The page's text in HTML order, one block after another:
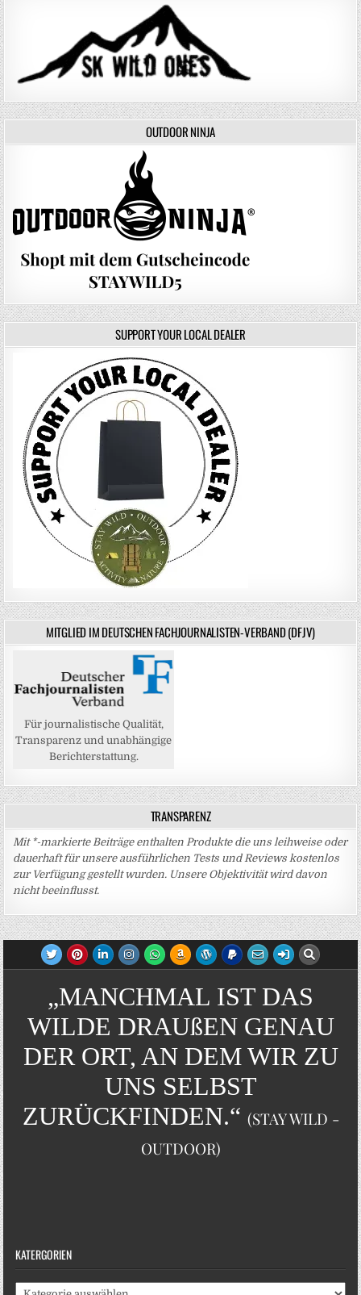
OUTDOOR NINJA
SUPPORT YOUR LOCAL DEALER
MITGLIED IM DEUTSCHEN FACHJOURNALISTEN-VERBAND (DFJV)
Für journalistische Qualität,
Transparenz und unabhängige
Berichterstattung.
TRANSPARENZ
Mit *-markierte Beiträge enthalten Produkte die uns leihweise oder
dauerhaft für unsere ausführlichen Tests und Reviews kostenlos
zur Verfügung gestellt wurden. Unsere Objektivität wird davon
nicht beeinflusst.
„MANCHMAL IST DAS
WILDE DRAUßEN GENAU
DER ORT, AN DEM WIR ZU
UNS SELBST
ZURÜCKFINDEN.“ (STAY WILD -
OUTDOOR)
KATERGORIEN
Katergorien